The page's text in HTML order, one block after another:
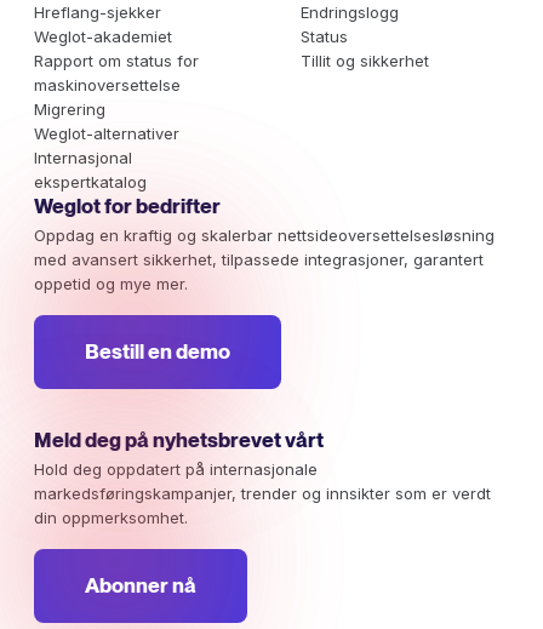
Hreflang-sjekker
Weglot-akademiet
Rapport om status for
maskinoversettelse
Migrering
Weglot-alternativer
Internasjonal
ekspertkatalog
Endringslogg
Status
Tillit og sikkerhet
Weglot for bedrifter
Oppdag en kraftig og skalerbar nettsideoversettelsesløsning
med avansert sikkerhet, tilpassede integrasjoner, garantert
oppetid og mye mer.
Bestill en demo
Meld deg på nyhetsbrevet vårt
Hold deg oppdatert på internasjonale
markedsføringskampanjer, trender og innsikter som er verdt
din oppmerksomhet.
Abonner nå